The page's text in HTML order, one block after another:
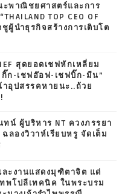
ะพาณิชยศาสตร์และการ
TOP CEO OF
ชูผู้นำธุรกิจสร้างการเติบโต
สุดยอดเชฟหักเหลี่ยม
กิ๊ก-เชฟอ๊อฟ-เชฟบิ๊ก-มีน”
อุปสรรคหายนะ..ถ้วย
น์ ผู้บริหาร NT ควงภรรยา
ลองวิวาห์เรียบหรู จัดเต็ม
ละงานแสดงมุฑิตาจิต แด่
พโปลีเทคนิค ในพระบรม